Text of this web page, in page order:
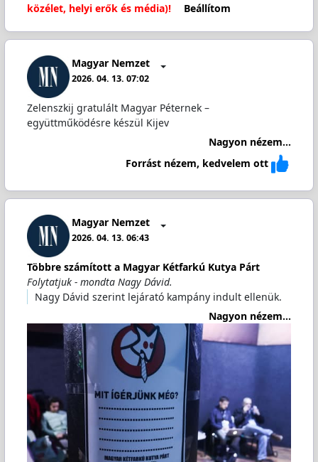
közélet, helyi erők és média)!
Beállítom
Magyar Nemzet
2026. 04. 13. 07:02
Zelenszkij gratulált Magyar Péternek –
együttműködésre készül Kijev
Nagyon nézem...
Forrást nézem, kedvelem ott
Magyar Nemzet
2026. 04. 13. 06:43
Többre számított a Magyar Kétfarkú Kutya Párt
Folytatjuk - mondta Nagy Dávid.
Nagy Dávid szerint lejárató kampány indult ellenük.
Nagyon nézem...